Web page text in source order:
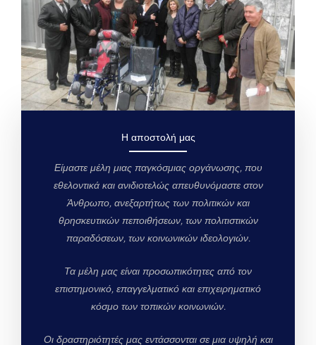
Η αποστολή μας
Είμαστε μέλη μιας παγκόσμιας οργάνωσης, που
εθελοντικά και ανιδιοτελώς απευθυνόμαστε στον
Άνθρωπο, ανεξαρτήτως των πολιτικών και
θρησκευτικών πεποιθήσεων, των πολιτιστικών
παραδόσεων, των κοινωνικών ιδεολογιών.
Τα μέλη μας είναι προσωπικότητες από τον
επιστημονικό, επαγγελματικό και επιχειρηματικό
κόσμο των τοπικών κοινωνιών.
Οι δραστηριότητές μας εντάσσονται σε μια υψηλή και